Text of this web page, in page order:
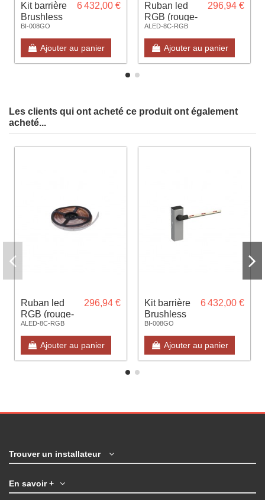
Kit barrière
Brushless
8m
complète
avec lisse
BI-008GO
6 432,00 €
Ajouter au panier
Ruban led
RGB (rouge-
vert-bleu)
longueur 8m
pour lisse
bionik
ALED-8C-RGB
296,94 €
Ajouter au panier
Les clients qui ont acheté ce produit ont également
acheté...
Ruban led
RGB (rouge-
vert-bleu)
longueur 8m
pour lisse
bionik
ALED-8C-RGB
296,94 €
Ajouter au panier
Kit barrière
Brushless
8m
complète
avec lisse
BI-008GO
6 432,00 €
Ajouter au panier
Trouver un installateur
En savoir +